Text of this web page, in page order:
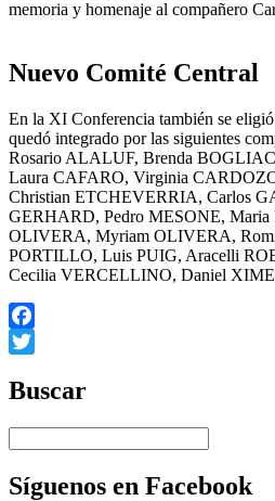
memoria y homenaje al compañero
Nuevo Comité Central
En la XI Conferencia también se
quedó integrado por las siguientes
Rosario ALALUF, Brenda
Laura CAFARO, Virginia
Christian ETCHEVERRIA, Carlos
GERHARD, Pedro MESONE,
OLIVERA, Myriam OLIVERA,
PORTILLO, Luis PUIG, Aracelli
Cecilia VERCELLINO, Daniel
Facebook
Buscar
Síguenos en Facebook